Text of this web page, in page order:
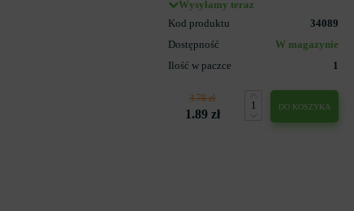
Wysyłamy teraz
Kod produktu
34089
Dostępność
W magazynie
Ilość w paczce
1
3.78 zł
1.89 zł
DO KOSZYKA